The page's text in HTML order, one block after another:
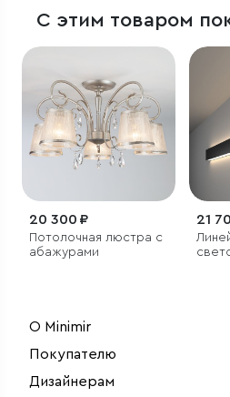
С этим товаром
20 300 ₽
Потолочная люстра с
абажурами
21
О Minimir
Покупателю
Дизайнерам